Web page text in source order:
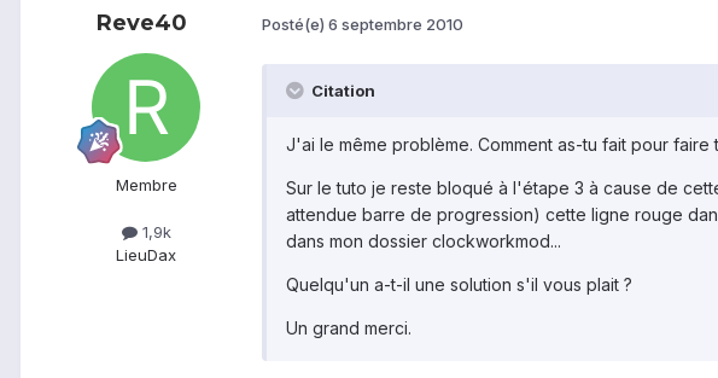
Reve40
Membre
1,9k
LieuDax
Posté(e) 6 septembre 2010
Citation
J'ai le même problème. Comment as-tu fait pour faire
Sur le tuto je reste bloqué à l'étape 3 à cause de
attendue barre de progression) cette ligne rouge
dans mon dossier clockworkmod...
Quelqu'un a-t-il une solution s'il vous plait ?
Un grand merci.